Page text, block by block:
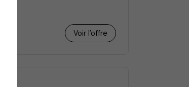
Voir l’offre